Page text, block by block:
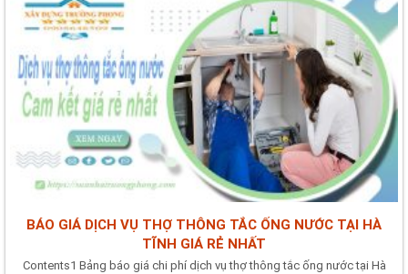
BÁO GIÁ DỊCH VỤ THỢ THÔNG TẮC ỐNG NƯỚC TẠI HÀ
TĨNH GIÁ RẺ NHẤT
Contents1 Bảng báo giá chi phí dịch vụ thợ thông tắc ống nước tại Hà